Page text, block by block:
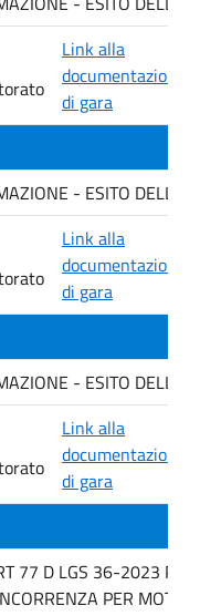
Link alla
documentazione
di gara
- ESITO
Link alla
documentazione
di gara
- ESITO
Link alla
documentazione
di gara
77 D LGS 36-2023 PER
PER MOTIVI